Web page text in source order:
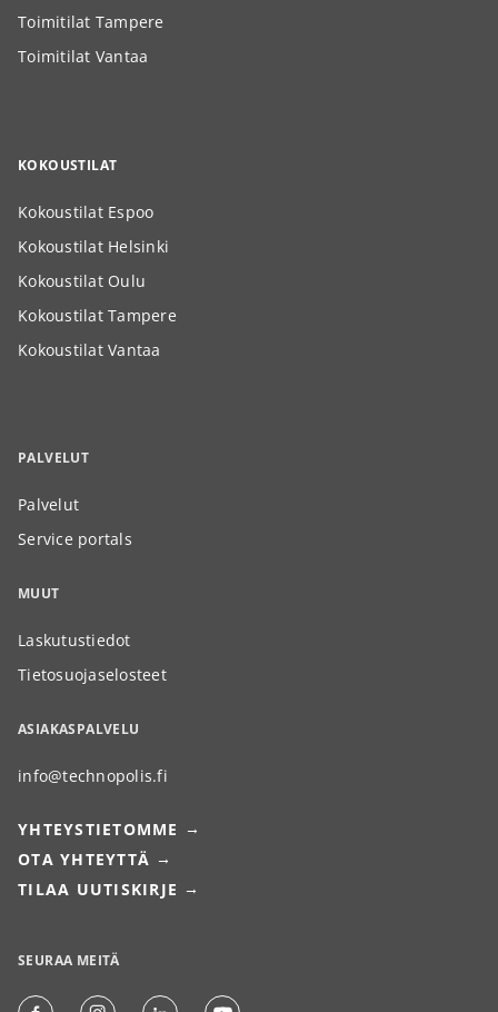
Toimitilat Tampere
Toimitilat Vantaa
KOKOUSTILAT
Kokoustilat Espoo
Kokoustilat Helsinki
Kokoustilat Oulu
Kokoustilat Tampere
Kokoustilat Vantaa
PALVELUT
Palvelut
Service portals
MUUT
Laskutustiedot
Tietosuojaselosteet
ASIAKASPALVELU
info@technopolis.fi
YHTEYSTIETOMME
OTA YHTEYTTÄ
TILAA UUTISKIRJE
SEURAA MEITÄ